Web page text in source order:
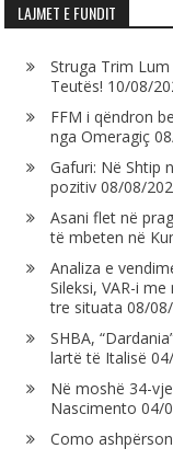
LAJMET E FUNDIT
Struga Trim
Teutës! 10/08/
FFM i qëndron
nga Omeragiç
Gafuri: Në Shtip
pozitiv 08/08/
Asani flet në
të mbeten në
Analiza e
Sileksi, VAR-i
tre situata 08/
SHBA,
lartë të Italisë
Në moshë 34-
Nascimento 04/
Como